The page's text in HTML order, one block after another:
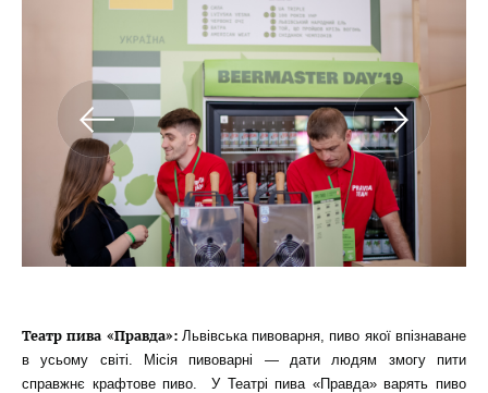
Театр пива «Правда»: Львівська пивоварня, пиво якої впізнаване
в усьому світі. Місія пивоварні — дати людям змогу пити
справжнє крафтове пиво. У Театрі пива «Правда» варять пиво